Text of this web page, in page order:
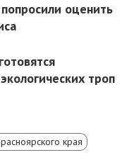
оценить
троп
края